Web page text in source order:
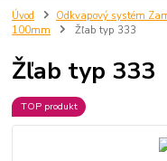
Úvod Odkvapový systém
100mm
Žľab typ 333
Žľab typ 333
TOP produkt